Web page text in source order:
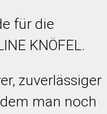
für die
KNÖFEL.
zuverlässiger
man noch